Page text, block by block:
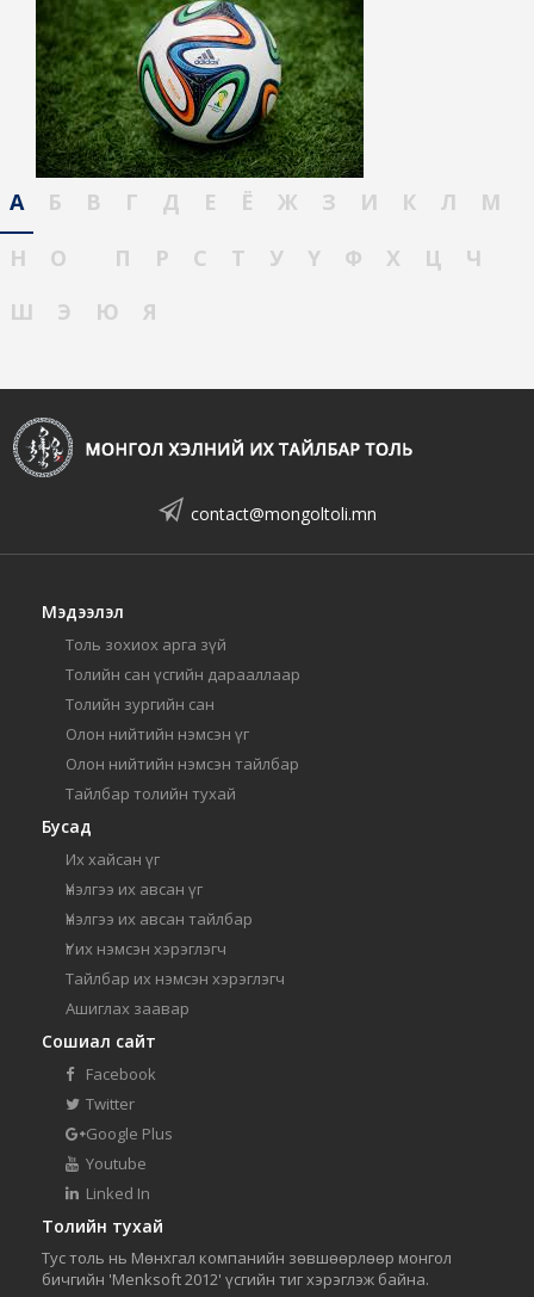
А Б В Г Д Е Ё Ж З И К Л
М
Н
О П Р С Т У Ү Ф Х Ц
Ч
Ш
Э Ю Я
contact@mongoltoli.mn
Мэдээлэл
Толь зохиох арга зүй
Толийн сан үсгийн дарааллаар
Толийн зургийн сан
Олон нийтийн нэмсэн үг
Олон нийтийн нэмсэн тайлбар
Тайлбар толийн тухай
Бусад
Их хайсан үг
Үнэлгээ их авсан үг
Үнэлгээ их авсан тайлбар
Үг их нэмсэн хэрэглэгч
Тайлбар их нэмсэн хэрэглэгч
Ашиглах заавар
Сошиал сайт
Facebook
Twitter
Google Plus
Youtube
Linked In
Толийн тухай
Тус толь нь Мөнхгал компанийн зөвшөөрлөөр монгол
бичгийн 'Menksoft 2012' үсгийн тиг хэрэглэж байна.